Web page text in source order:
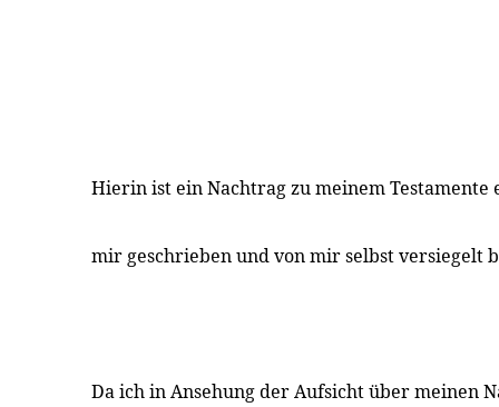
Hierin ist ein Nachtrag zu meinem Testamente
mir geschrieben und von mir selbst versiegelt
Da ich in Ansehung der Aufsicht über meinen